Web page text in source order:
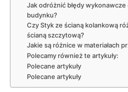
Jak odróżnić błędy
budynku?
Czy Styk ze ścianą kolankową
ścianą szczytową?
Jakie są różnice w materiałach
Polecamy również te artykuły:
Polecane artykuły
Polecane artykuły